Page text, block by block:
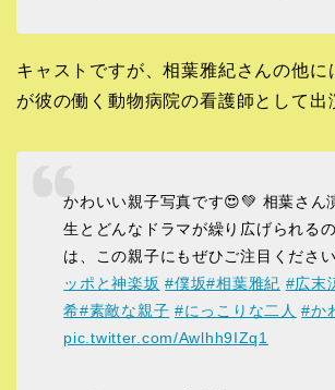
キャストですが、相葉雅紀さんの他に
が彼の働く動物病院の看護師として出
かわいい親子写真です😍💚 相葉さん
生とどんなドラマが繰り広げられる
は、この親子にもぜひご注目ください
ッポと神楽坂 #僕坂#相葉雅紀 #広末
希#素敵な親子 #にっこりな二人 #か
pic.twitter.com/Awlhh9IZq1